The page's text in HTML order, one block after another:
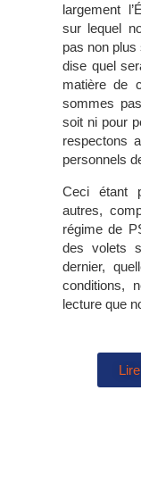
largement
sur lequel
pas non plus
dise quel
matière de
sommes
soit ni pour
respectons
personnels
Ceci étant
autres,
régime de
des volets
dernier,
conditions,
lecture que